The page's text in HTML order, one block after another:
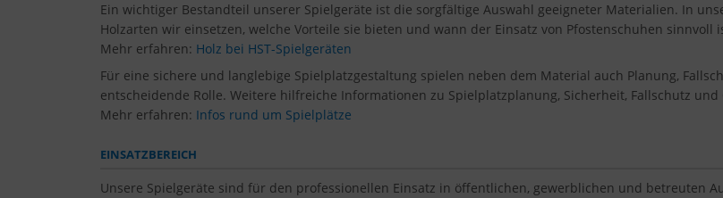
Ein wichtiger Bestandteil unserer Spielgeräte ist die sorgfältige Auswahl geeigneter Materialien. In
Holzarten wir einsetzen, welche Vorteile sie bieten und wann der Einsatz von Pfostenschuhen sinnvoll
Mehr erfahren: Holz bei HST-Spielgeräten
Für eine sichere und langlebige Spielplatzgestaltung spielen neben dem Material auch Planung,
entscheidende Rolle. Weitere hilfreiche Informationen zu Spielplatzplanung, Sicherheit, Fallschutz
Mehr erfahren: Infos rund um Spielplätze
EINSATZBEREICH
Unsere Spielgeräte sind für den professionellen Einsatz in öffentlichen, gewerblichen und betreuten